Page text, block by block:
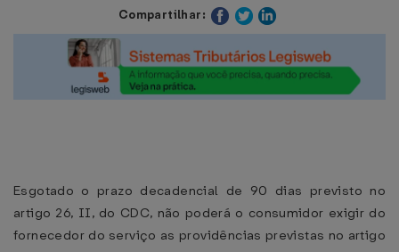
Compartilhar:
Esgotado o prazo decadencial de 90 dias previsto no
artigo 26, II, do CDC, não poderá o consumidor exigir do
fornecedor do serviço as providências previstas no artigo